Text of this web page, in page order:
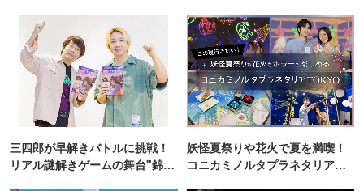
三四郎が早解きバトルに挑戦！
リアル謎解きゲームの舞台"錦糸
妖怪夏祭りや花火で夏を満喫！
コニカミノルタプラネタリア